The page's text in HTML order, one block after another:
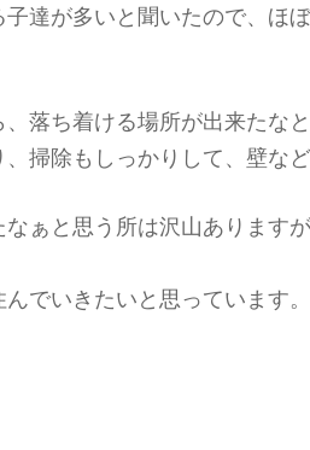
達が多いと聞いたので、ほ
落ち着ける場所が出来たなと
、掃除もしっかりして、壁な
ぁと思う所は沢山あります
でいきたいと思っています。